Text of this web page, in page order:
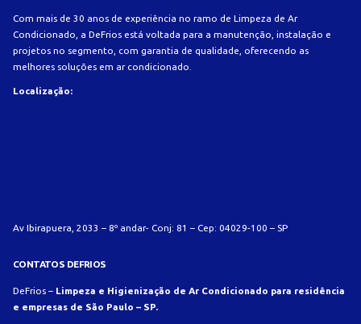
Com mais de 30 anos de experiência no ramo de Limpeza de Ar
Condicionado, a DeFrios está voltada para a manutenção, instalação e
projetos no segmento, com garantia de qualidade, oferecendo as
melhores soluções em ar condicionado.
Localização:
Av Ibirapuera, 2033 – 8º andar- Conj: 81 – Cep: 04029-100 – SP
CONTATOS DEFRIOS
DeFrios – Limpeza e Higienização de Ar Condicionado para residência
e empresas de São Paulo – SP.